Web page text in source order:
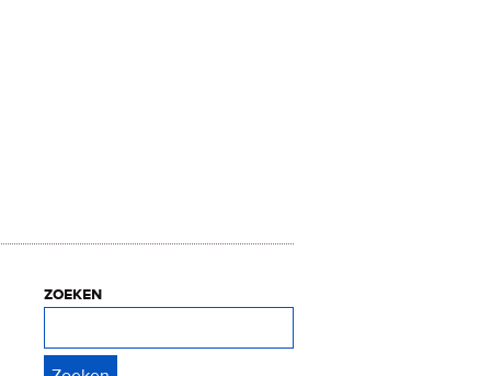
zoeken